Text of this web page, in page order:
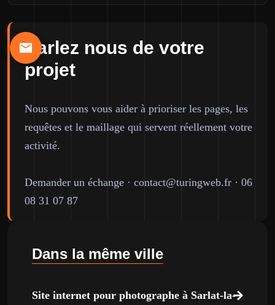
Parlez nous de votre
projet
Nous pouvons vous aider à prioriser les pages, les
requêtes et le maillage qui servent réellement votre
activité.
Demander un échange · contact@turingweb.fr · 06
08 31 07 87
Dans la même ville
Site internet pour photographe à Sarlat-la-